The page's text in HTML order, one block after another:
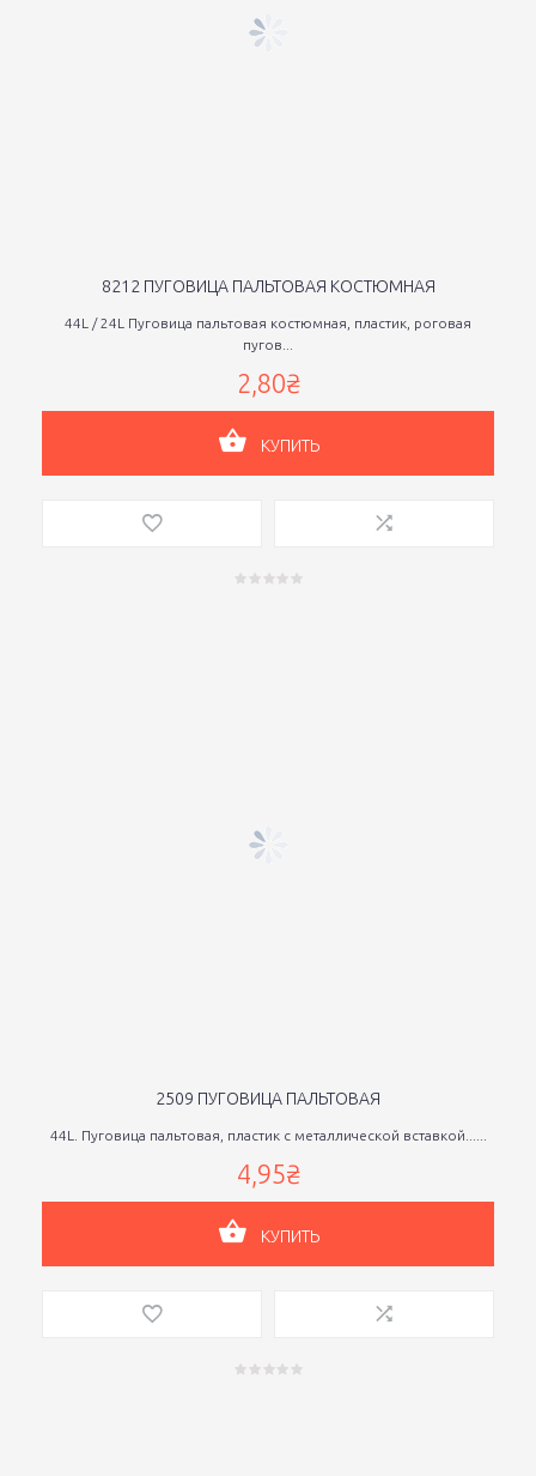
8212 ПУГОВИЦА ПАЛЬТОВАЯ КОСТЮМНАЯ
44L / 24L Пуговица пальтовая костюмная, пластик, роговая
пугов...
2,80₴
КУПИТЬ
2509 ПУГОВИЦА ПАЛЬТОВАЯ
44L. Пуговица пальтовая, пластик с металлической вставкой......
4,95₴
КУПИТЬ